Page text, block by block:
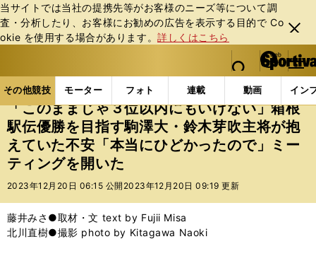
当サイトでは当社の提携先等がお客様のニーズ等について調
査・分析したり、お客様にお勧めの広告を表⽰する⽬的で Co
okie を使⽤する場合があります。詳しくはこちら
閉じ
る
web Sportiva (webスポルティーバ)
検索
マイペ
ー
ジ
メニュ
その他競技 モーター フォト 連載 動画 イン
ス
ポ
ル
テ
ィ
ー
バ
その他競技の記事一覧 陸上 「このままじゃ３位以
「このままじゃ３位以内にもいけない」箱根
駅伝優勝を目指す駒澤大・鈴木芽吹主将が抱
えていた不安「本当にひどかったので」ミー
ティングを開いた
2023年12月20日 06:15 公開 2023年12月20日 09:19 更新
藤井みさ●取材・文 text by Fujii Misa
北川直樹●撮影 photo by Kitagawa Naoki